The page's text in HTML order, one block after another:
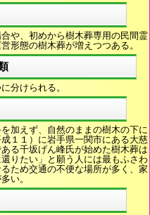
や、初めから樹木葬専用の民間霊
形態の樹木葬が増えつつある。
分けられる。
加えず、自然のままの樹木の下に
１１）に岩手県一関市にある大慈
る千坂げん峰氏が始めた樹木葬は
りたい」と願う人には最もふさわ
ため交通の不便な場所が多く、家
い。